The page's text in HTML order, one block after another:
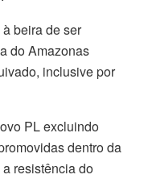
beira de ser
do Amazonas
inclusive por
PL excluindo
dentro da
resistência do